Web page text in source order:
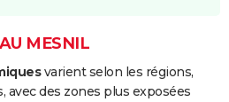
MESNIL
varient selon les régions,
avec des zones plus exposées